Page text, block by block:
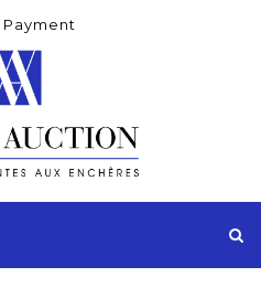
Payment